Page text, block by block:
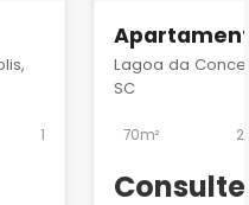
1
Lagoa da
SC
70m² 2